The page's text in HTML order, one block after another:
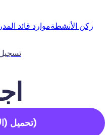
ركن الأنشطةموارد قائد
تحميل(الإنكليزية)